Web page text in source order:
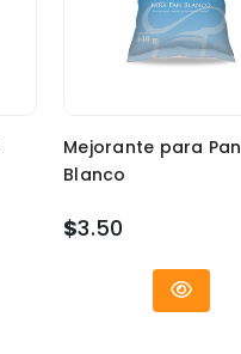
Mejorante para Pan
Blanco
$3.50